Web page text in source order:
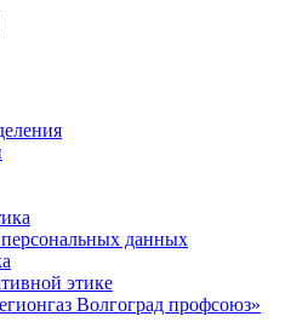
данных
этике
Волгоград профсоюз»